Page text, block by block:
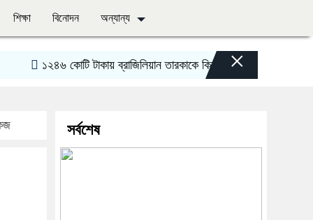
শিক্ষা বিনোদন অন্যান্য
১২৪৬ কোটি টাকায় ব্রাজিলিয়ান তারকাকে কিনেছে আর্সেনাল
×
সর্বশেষ